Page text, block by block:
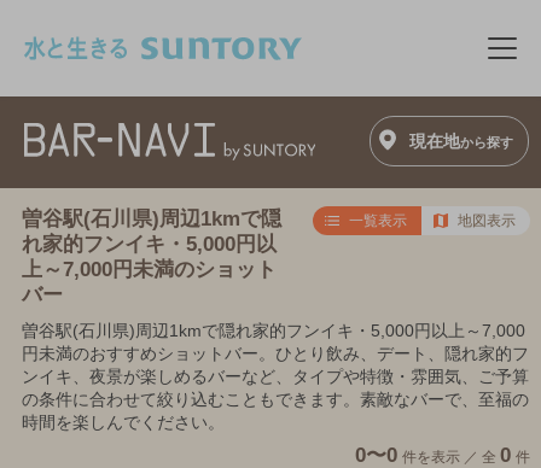
メ
現在地から探す
曽谷駅(石川県)周辺1kmで隠
れ家的フンイキ・5,000円以
上～7,000円未満のショット
バー
一覧表示 地図表示
曽谷駅(石川県)周辺1kmで隠れ家的フンイキ・5,000円以上～7,000
円未満のおすすめショットバー。ひとり飲み、デート、隠れ家的フ
ンイキ、夜景が楽しめるバーなど、タイプや特徴・雰囲気、ご予算
の条件に合わせて絞り込むこともできます。素敵なバーで、至福の
時間を楽しんでください。
0〜0 件を表示 ／ 全 0 件